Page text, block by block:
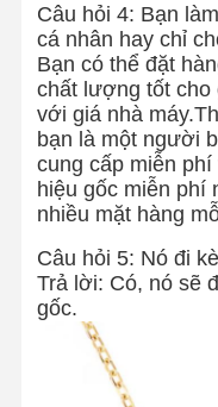
Nhẫn kim cương
Chiếc vòng tay vàng
Chiếc vòng cổ 18K
Chiếc vòng tay vàng
Vòng tai bằng vàng
18K vàng Brooch
Bộ đồ trang sức 18K
Câu hỏi 4: Bạn
cá nhân hay chỉ
Bạn có thể đặt
chất lượng tốt cho
với giá nhà
bạn là một người
cung cấp miễn
hiệu gốc miễn phí
nhiều mặt hàng
Câu hỏi 5: Nó đi
Trả lời: Có, nó sẽ
gốc.